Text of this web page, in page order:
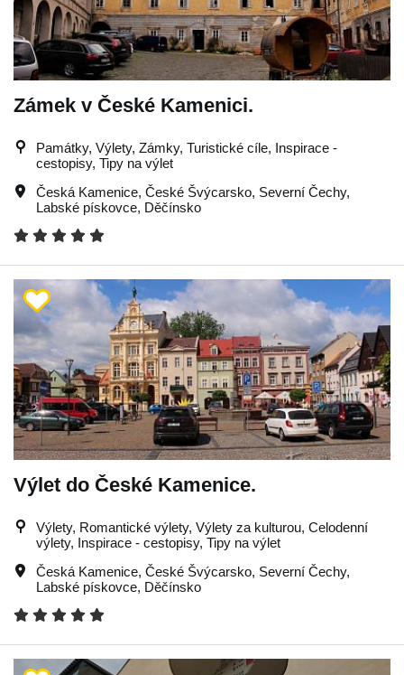
Zámek v České Kamenici.
Památky, Výlety, Zámky, Turistické cíle, Inspirace -
cestopisy, Tipy na výlet
Česká Kamenice, České Švýcarsko, Severní Čechy,
Labské pískovce, Děčínsko
Výlet do České Kamenice.
Výlety, Romantické výlety, Výlety za kulturou, Celodenní
výlety, Inspirace - cestopisy, Tipy na výlet
Česká Kamenice, České Švýcarsko, Severní Čechy,
Labské pískovce, Děčínsko